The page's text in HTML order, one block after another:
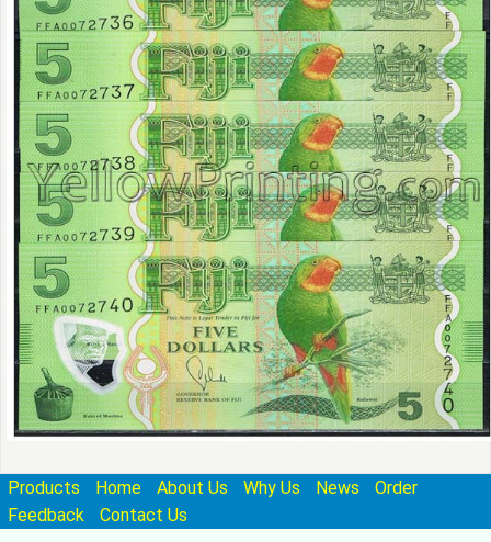
Products Home About Us Why Us News
Order
Feedback
Contact Us